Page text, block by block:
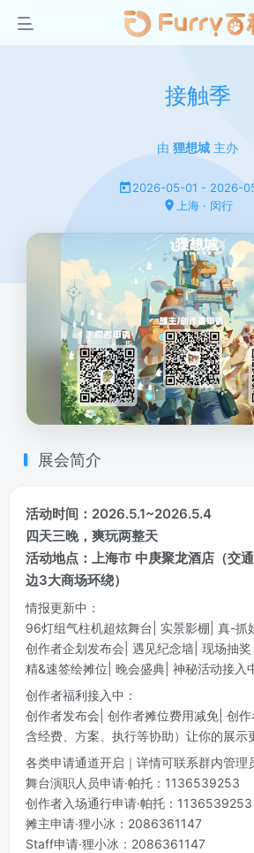
接触季
由 狸想城 主办
2026-05-01 - 2026-
上海 · 闵行
展会简介
活动时间：2026.5.1~2026.5.4
四天三晚，爽玩两整天
活动地点：上海市 中庚聚龙酒店（交
边3大商场环绕）
情报更新中：
96灯组气柱机超炫舞台| 实景影棚| 真-抓
创作者企划发布会| 遇见纪念墙| 现场抽奖
精&速签绘摊位| 晚会盛典| 神秘活动接入
创作者福利接入中：
创作者发布会| 创作者摊位费用减免| 创
含经费、方案、执行等协助）让你的展示
各类申请通道开启｜详情可联系群内管理
舞台演职人员申请·帕托：1136539253
创作者入场通行申请·帕托：1136539253
摊主申请·狸小冰：2086361147
Staff申请·狸小冰：2086361147